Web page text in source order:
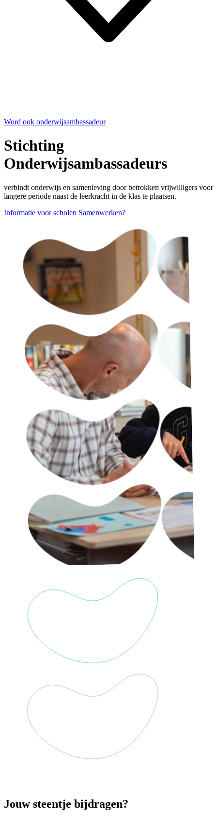
Word ook onderwijsambassadeur
Stichting
Onderwijsambassadeurs
verbindt onderwijs en samenleving door betrokken vrijwilligers voor
langere periode naast de leerkracht in de klas te plaatsen.
Informatie voor scholen Samenwerken?
Jouw steentje bijdragen?